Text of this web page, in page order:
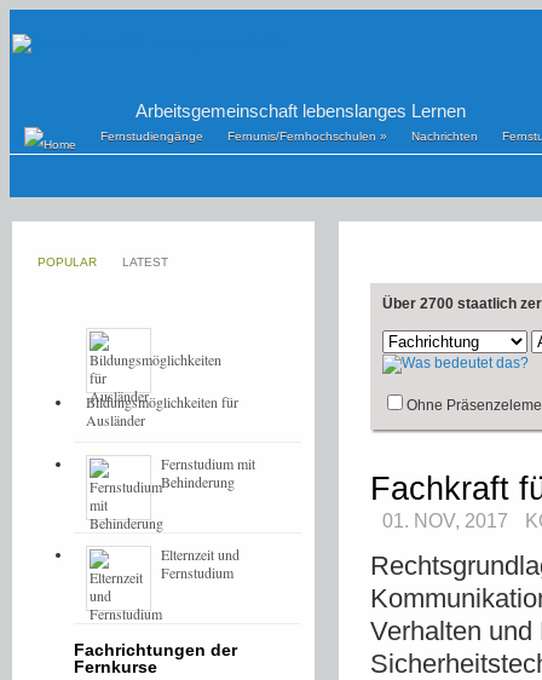
Arbeitsgemeinschaft lebenslanges Lernen
Fernstudiengänge Fernunis/Fernhochschulen » Nachrichten
Über 2700 staatlich
Ohne
Fachkraft
01. NOV, 2017
Verhalten
POPULAR LATEST
Bildungsmöglichkeiten für
Ausländer
Fernstudium mit
Behinderung
Elternzeit und
Fernstudium
Fachrichtungen der
Fernkurse